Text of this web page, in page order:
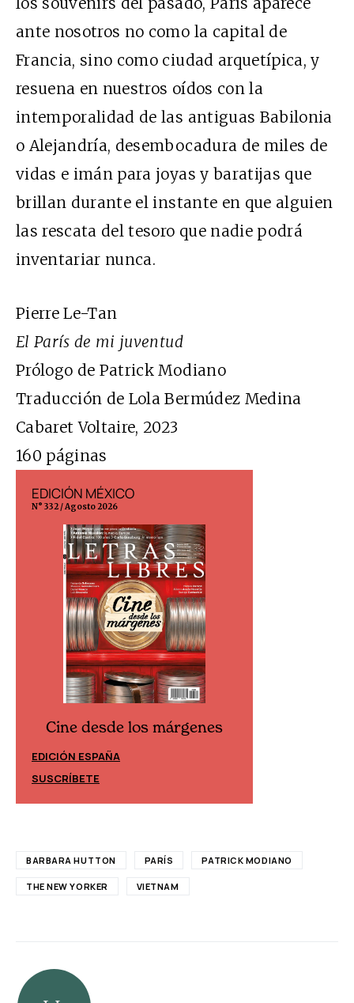
ante nosotros no como la capital de
Francia, sino como ciudad arquetípica, y
resuena en nuestros oídos con la
intemporalidad de las antiguas Babilonia
o Alejandría, desembocadura de miles de
vidas e imán para joyas y baratijas que
brillan durante el instante en que alguien
las rescata del tesoro que nadie podrá
inventariar nunca.
Pierre Le-Tan
El París de mi juventud
Prólogo de Patrick Modiano
Traducción de Lola Bermúdez Medina
Cabaret Voltaire, 2023
160 páginas
EDICIÓN MÉXICO
N° 332 / Agosto 2026
Cine desde los márgenes
EDICIÓN ESPAÑA
SUSCRÍBETE
BARBARA HUTTON PARÍS PATRICK MODIANO
THE NEW YORKER VIETNAM